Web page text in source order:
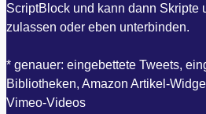
ScriptBlock und kann dann Skripte
zulassen oder eben unterbinden.
* genauer: eingebettete Tweets,
Bibliotheken, Amazon Artikel-
Vimeo-Videos